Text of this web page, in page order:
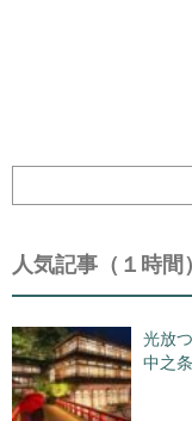
人気記事（１時間）
光放
中之